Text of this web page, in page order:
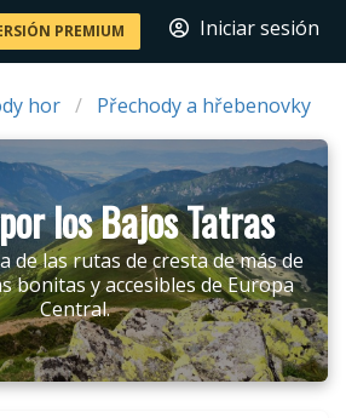
PREMIUM Iniciar sesión
hor Přechody a hřebenovky
los Bajos Tatras
de las rutas de cresta de más de
bonitas y accesibles de Europa
Central.